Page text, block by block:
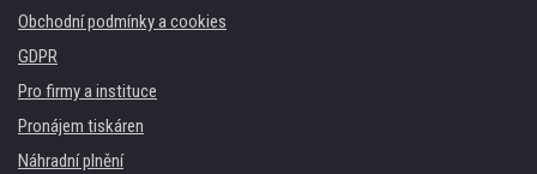
Obchodní podmínky a cookies
GDPR
Pro firmy a instituce
Pronájem tiskáren
Náhradní plnění